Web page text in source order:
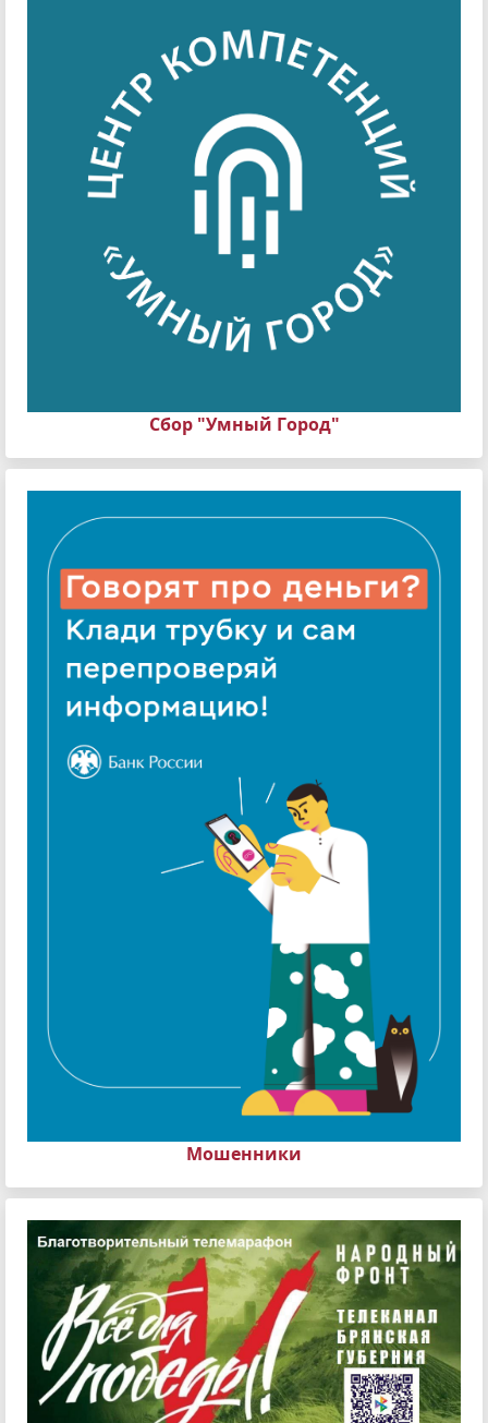
Сбор "Умный Город"
Мошенники